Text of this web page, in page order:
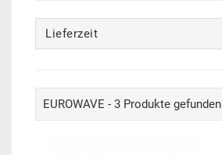
Lieferzeit
EUROWAVE - 3 Produkte gefunden